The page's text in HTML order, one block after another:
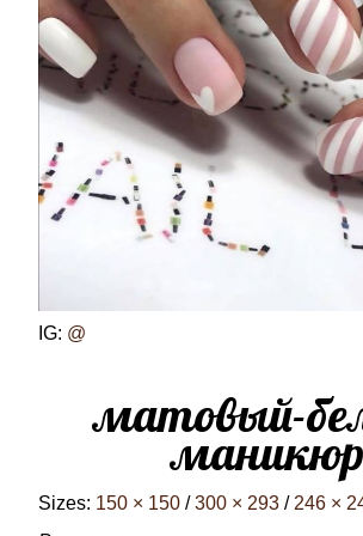
IG: @
матовый-
маникюр
Sizes: 150 × 150 / 300 × 293 / 246 ×